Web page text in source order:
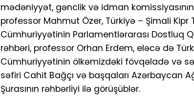
mədəniyyət, gənclik və idman
professor Mahmut Özer, Türkiyə – Şimali Kipr
Cümhuriyyətinin Parlamentlərarası Dostluq
rəhbəri, professor Orhan Erdem, eləcə də
Cümhuriyyətinin ölkəmizdəki fövqəladə və
səfiri Cahit Bağçı və başqaları Azərbaycan
Şurasının rəhbərliyi ilə görüşüblər.